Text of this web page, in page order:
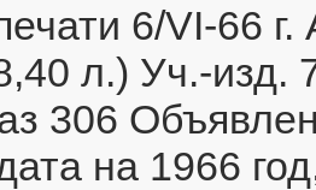
6/VI-66
л.) Уч.-
306
на 1966